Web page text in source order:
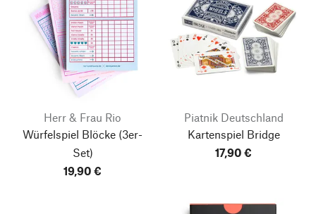
Herr & Frau Rio
Würfelspiel Blöcke (3er-
Set)
19,90 €
Piatnik Deutschland
Kartenspiel Bridge
17,90 €